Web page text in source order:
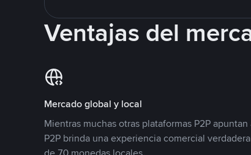
Ventajas del
Mercado global y local
Mientras muchas otras plataformas P2P
P2P brinda una experiencia comercial